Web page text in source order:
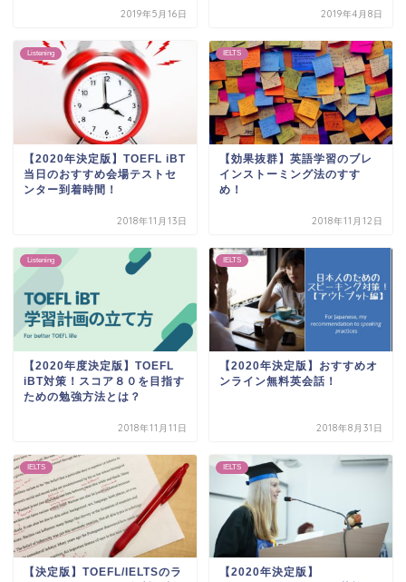
2019年5月16日 2019年4月8日
Listening
【2020年決定版】TOEFL iBT
当日のおすすめ会場テストセ
ンター到着時間！
2018年11月13日
IELTS
【効果抜群】英語学習のブレ
インストーミング法のすす
め！
2018年11月12日
Listening
【2020年度決定版】TOEFL
iBT対策！スコア８０を目指す
ための勉強方法とは？
2018年11月11日
IELTS
【2020年決定版】おすすめオ
ンライン無料英会話！
2018年8月31日
IELTS
【決定版】TOEFL/IELTSのラ
IELTS
【2020年決定版】